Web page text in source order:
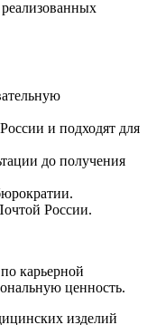
и подходят для
до получения
России.
карьерной
ценность.